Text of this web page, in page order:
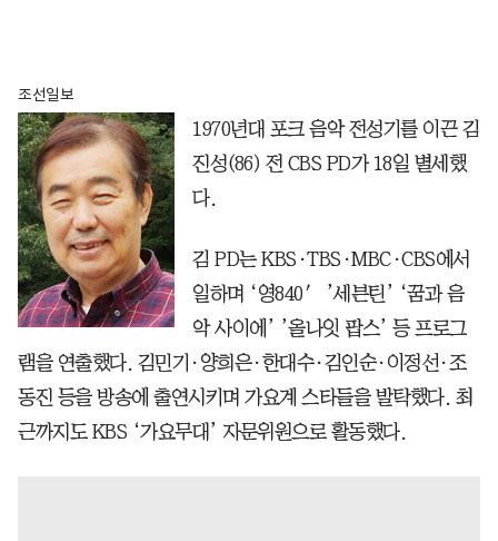
조선일보
1970년대 포크 음악 전성기를 이끈 김
진성(86) 전 CBS PD가 18일 별세했
다.
김 PD는 KBS·TBS·MBC·CBS에서
일하며 ‘영840′ ’세븐틴’ ‘꿈과 음
악 사이에’ ’올나잇 팝스’ 등 프로그
램을 연출했다. 김민기·양희은·한대수·김인순·이정선·조
동진 등을 방송에 출연시키며 가요계 스타들을 발탁했다. 최
근까지도 KBS ‘가요무대’ 자문위원으로 활동했다.